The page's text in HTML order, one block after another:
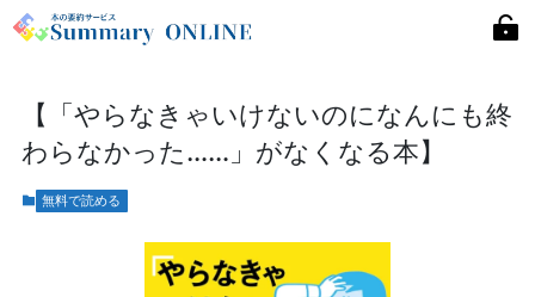
【「やらなきゃいけないのになんにも終
わらなかった……」がなくなる本】
無料で読める